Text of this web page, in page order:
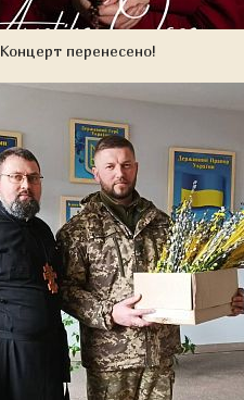
Концерт перенесено!